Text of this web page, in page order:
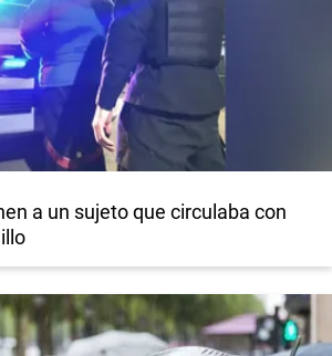
a un sujeto que circulaba con